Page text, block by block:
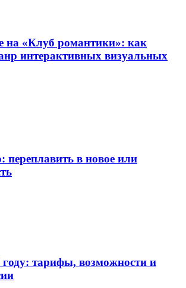
на «Клуб романтики»: как
интерактивных визуальных
переплавить в новое или
тарифы, возможности и